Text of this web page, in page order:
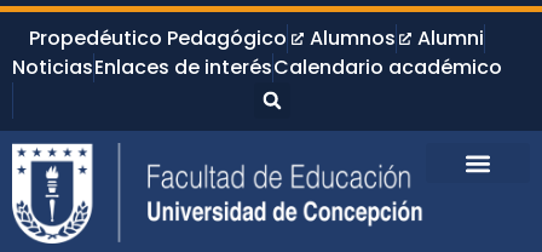
Propedéutico Pedagógico Alumnos
Alumni
NoticiasEnlaces de interésCalendario académico